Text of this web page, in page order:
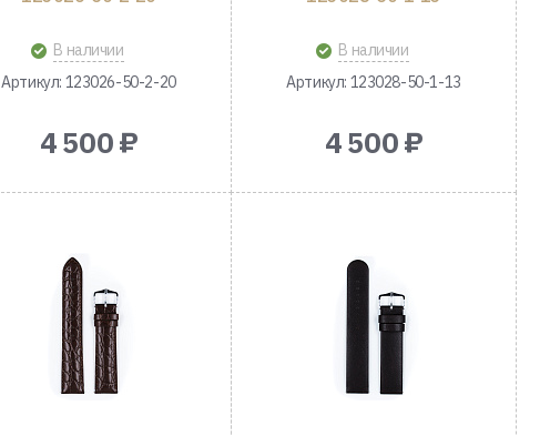
В наличии
Артикул: 123026-50-2-20
4 500 ₽
В наличии
Артикул: 123028-50-1-13
4 500 ₽